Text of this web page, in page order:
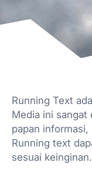
Running Text
Media ini sangat
papan
Running text
sesuai keinginan.